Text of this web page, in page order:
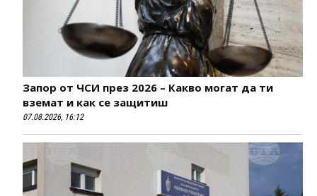
Запор от ЧСИ през 2026 – Какво могат да ти
вземат и как се защитиш
07.08.2026, 16:12